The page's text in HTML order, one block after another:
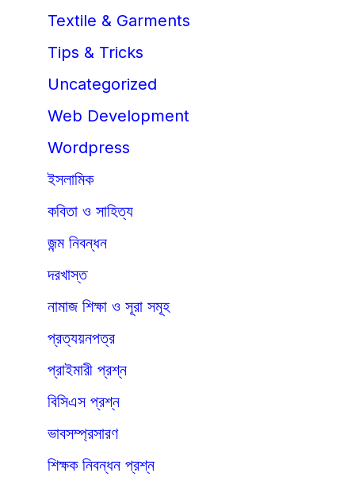
Textile & Garments
Tips & Tricks
Uncategorized
Web Development
Wordpress
ইসলামিক
কবিতা ও সাহিত্য
জন্ম নিবন্ধন
দরখাস্ত
নামাজ শিক্ষা ও সূরা সমূহ
প্রত্যয়নপত্র
প্রাইমারী প্রশ্ন
বিসিএস প্রশ্ন
ভাবসম্প্রসারণ
শিক্ষক নিবন্ধন প্রশ্ন